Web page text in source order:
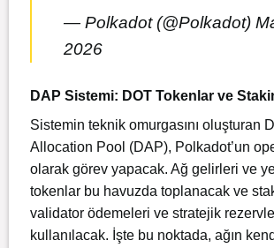
— Polkadot (@Polkadot)
2026
DAP Sistemi: DOT Tokenlar ve
Sistemin teknik omurgasını oluşturan
Allocation Pool (DAP), Polkadot’un
olarak görev yapacak. Ağ gelirleri ve
tokenlar bu havuzda toplanacak ve
validator ödemeleri ve stratejik
kullanılacak. İşte bu noktada, ağın